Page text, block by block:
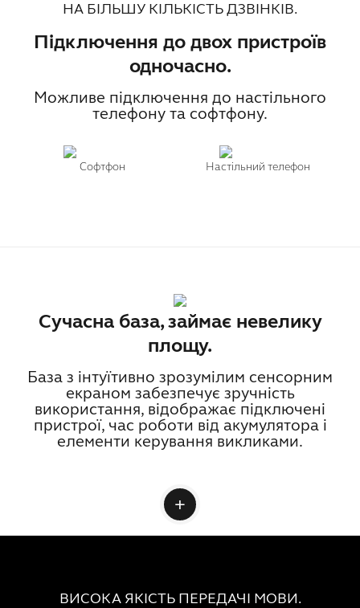
НА БІЛЬШУ КІЛЬКІСТЬ ДЗВІНКІВ.
Підключення до двох пристроїв
одночасно.
Можливе підключення до настільного
телефону та софтфону.
Софтфон Настільний телефон
Сучасна база, займає невелику
площу.
База з інтуїтивно зрозумілим сенсорним
екраном забезпечує зручність
використання, відображає підключені
пристрої, час роботи від акумулятора і
елементи керування викликами.
ВИСОКА ЯКІСТЬ ПЕРЕДАЧІ МОВИ.